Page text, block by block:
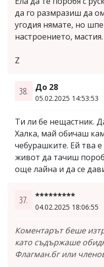
да го размразиш да
угодия нямате, но
настроението, мастия.
Z
38. До 28
05.02.2025 14:53:53
Ти ли бе нещастник.
Халка, май обичаш
чебурашките. Ей тва
живот да тачиш
още лайна и да се
37. *********
04.02.2025 18:06:55
Коментарът беше
като съдържаше
Флагман.бг или